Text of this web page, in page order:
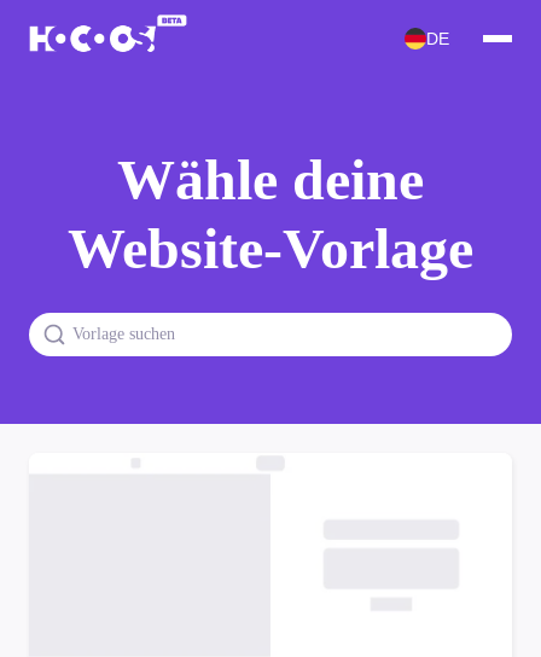
DE
Wähle deine
Website-Vorlage